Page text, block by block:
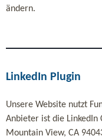
ändern.
LinkedIn Plugin
Unsere Website nutzt
Anbieter ist die LinkedIn
Mountain View, CA